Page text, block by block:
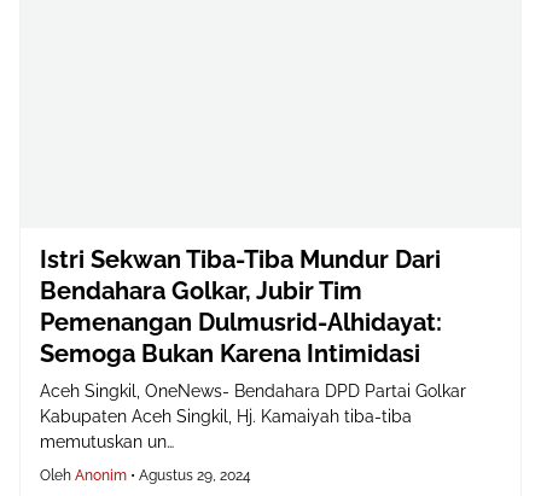
Istri Sekwan Tiba-Tiba Mundur Dari
Bendahara Golkar, Jubir Tim
Pemenangan Dulmusrid-Alhidayat:
Semoga Bukan Karena Intimidasi
Aceh Singkil, OneNews- Bendahara DPD Partai Golkar
Kabupaten Aceh Singkil, Hj. Kamaiyah tiba-tiba
memutuskan un…
Oleh Anonim • Agustus 29, 2024